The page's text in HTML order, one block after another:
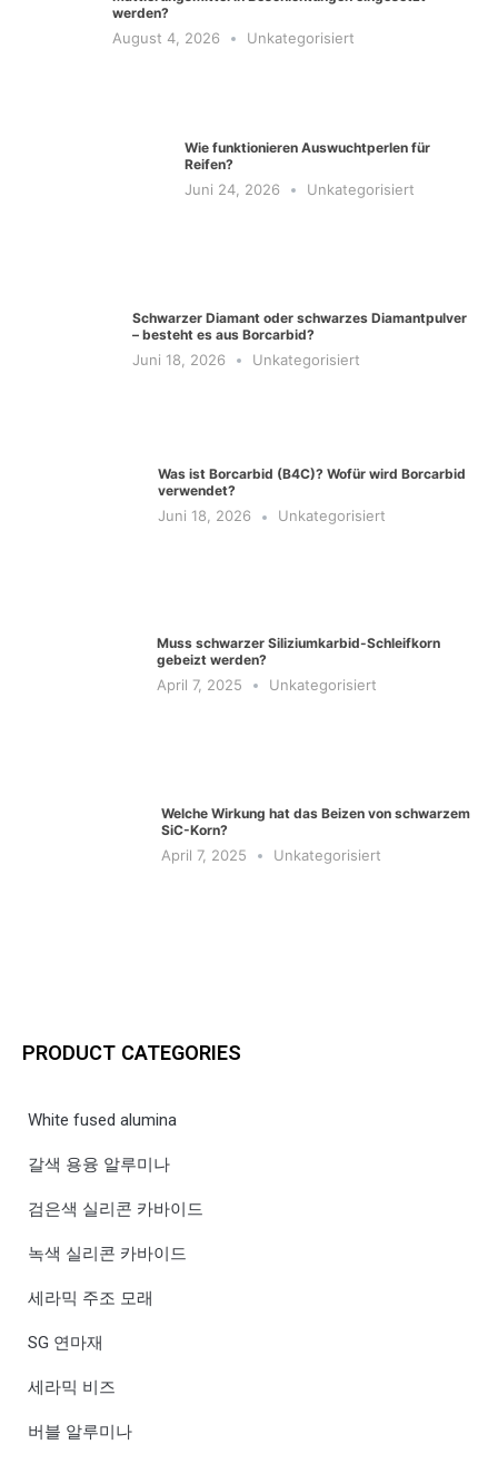
werden?
August 4, 2026 Unkategorisiert
Wie funktionieren Auswuchtperlen für
Reifen?
Juni 24, 2026 Unkategorisiert
Schwarzer Diamant oder schwarzes Diamantpulver
– besteht es aus Borcarbid?
Juni 18, 2026 Unkategorisiert
Was ist Borcarbid (B4C)? Wofür wird Borcarbid
verwendet?
Juni 18, 2026 Unkategorisiert
Muss schwarzer Siliziumkarbid-Schleifkorn
gebeizt werden?
April 7, 2025 Unkategorisiert
Welche Wirkung hat das Beizen von schwarzem
SiC-Korn?
April 7, 2025 Unkategorisiert
PRODUCT CATEGORIES
White fused alumina
갈색 용융 알루미나
검은색 실리콘 카바이드
녹색 실리콘 카바이드
세라믹 주조 모래
SG 연마재
세라믹 비즈
버블 알루미나